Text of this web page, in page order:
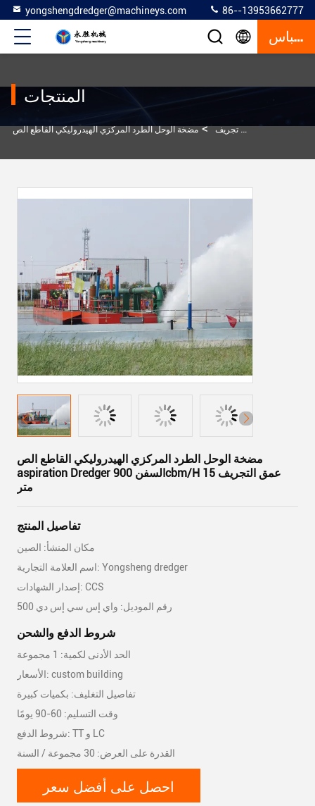
yongshengdredger@machineys.com 86--13953662777
إقتباس
المنتجات
> سفينة تجريف >
مضخة الوحل الطرد المركزي الهيدروليكي القاطع الص
aspiration Dredger السفن 900cbm/H عمق التجريف 15
متر
تفاصيل المنتج
مكان المنشأ: الصين
اسم العلامة التجارية: Yongsheng dredger
إصدار الشهادات: CCS
رقم الموديل: واي إس سي إس دي 500
شروط الدفع والشحن
الحد الأدنى لكمية: 1 مجموعة
الأسعار: custom building
تفاصيل التغليف: بكميات كبيرة
وقت التسليم: 60-90 يومًا
شروط الدفع: TT و LC
القدرة على العرض: 30 مجموعة / السنة
احصل على أفضل سعر